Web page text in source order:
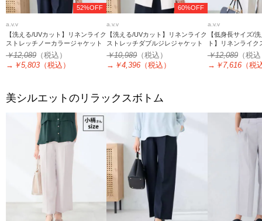
52%OFF
a.v.v
【洗える/UVカット】リネンライク
ストレッチノーカラージャケット
￥12,089 （税込）
→ ￥5,803 （税込）
60%OFF
a.v.v
【洗える/UVカット】リネンライク
ストレッチダブルジレジャケット
￥10,989（税込）
→ ￥4,396 （税込）
a.v.v
【低身長サイズ/
ト】リネンライ
ラードジャケット
￥12,089（税
→ ￥7,616（税
美シルエットのリラックスボトム